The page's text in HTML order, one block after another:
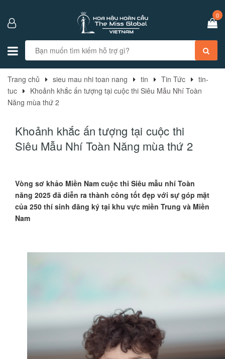
0
Trang chủ sieu mau nhi toan nang tin Tin Tức
tin-
tuc
Khoảnh khắc ấn tượng tại cuộc thi Siêu Mẫu Nhí Toàn
Năng mùa thứ 2
Khoảnh khắc ấn tượng tại cuộc thi
Siêu Mẫu Nhí Toàn Năng mùa thứ 2
Vòng sơ khảo Miền Nam cuộc thi Siêu mẫu nhí Toàn
năng 2025 đã diễn ra thành công tốt đẹp với sự góp mặt
của 250 thí sinh đăng ký tại khu vực miền Trung và Miền
Nam